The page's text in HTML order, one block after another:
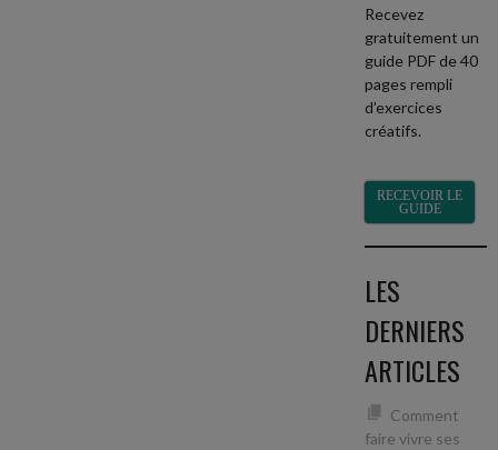
Recevez
gratuitement un
guide PDF de 40
pages rempli
d’exercices
créatifs.
RECEVOIR LE
GUIDE
LES
DERNIERS
ARTICLES
Comment
faire vivre ses